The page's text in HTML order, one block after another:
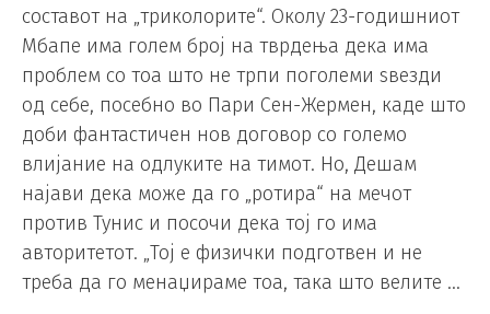
составот на „триколорите“. Околу 23-годишниот
Мбапе има голем број на тврдења дека има
проблем со тоа што не трпи поголеми ѕвезди
од себе, посебно во Пари Сен-Жермен, каде што
доби фантастичен нов договор со големо
влијание на одлуките на тимот. Но, Дешам
најави дека може да го „ротира“ на мечот
против Тунис и посочи дека тој го има
авторитетот. „Тој е физички подготвен и не
треба да го менаџираме тоа, така што велите …